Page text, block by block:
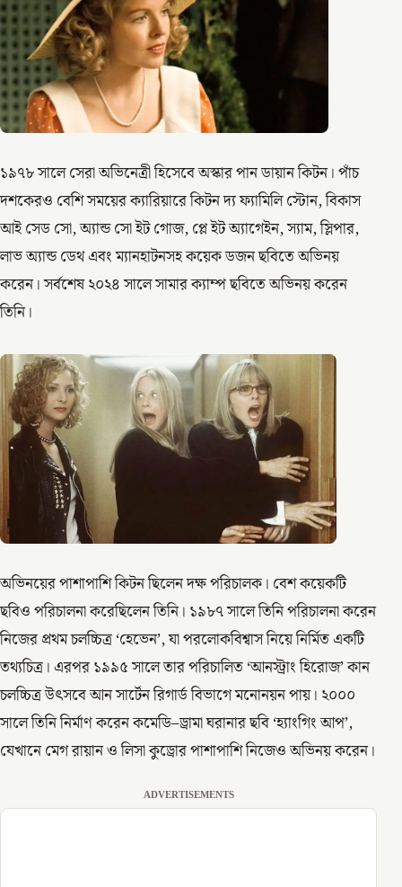
১৯৭৮ সালে সেরা অভিনেত্রী হিসেবে অস্কার পান ডায়ান কিটন। পাঁচ
দশকেরও বেশি সময়ের ক্যারিয়ারে কিটন দ্য ফ্যামিলি স্টোন, বিকাস
আই সেড সো, অ্যান্ড সো ইট গোজ, প্লে ইট অ্যাগেইন, স্যাম, স্লিপার,
লাভ অ্যান্ড ডেথ এবং ম্যানহাটনসহ কয়েক ডজন ছবিতে অভিনয়
করেন। সর্বশেষ ২০২৪ সালে সামার ক্যাম্প ছবিতে অভিনয় করেন
তিনি।
অভিনয়ের পাশাপাশি কিটন ছিলেন দক্ষ পরিচালক। বেশ কয়েকটি
ছবিও পরিচালনা করেছিলেন তিনি। ১৯৮৭ সালে তিনি পরিচালনা করেন
নিজের প্রথম চলচ্চিত্র ‘হেভেন’, যা পরলোকবিশ্বাস নিয়ে নির্মিত একটি
তথ্যচিত্র। এরপর ১৯৯৫ সালে তার পরিচালিত ‘আনস্ট্রাং হিরোজ’ কান
চলচ্চিত্র উৎসবে আন সার্টেন রিগার্ড বিভাগে মনোনয়ন পায়। ২০০০
সালে তিনি নির্মাণ করেন কমেডি–ড্রামা ঘরানার ছবি ‘হ্যাংগিং আপ’,
যেখানে মেগ রায়ান ও লিসা কুড্রোর পাশাপাশি নিজেও অভিনয় করেন।
ADVERTISEMENTS